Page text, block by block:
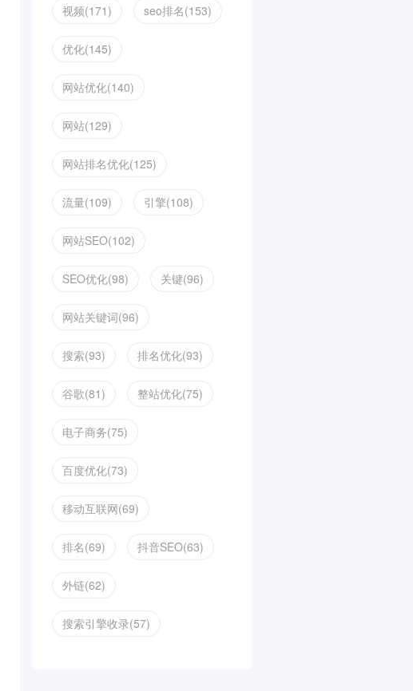
视频(171) seo排名(153)
优化(145)
网站优化(140)
网站(129)
网站排名优化(125)
流量(109) 引擎(108)
网站SEO(102)
SEO优化(98) 关键(96)
网站关键词(96)
搜索(93) 排名优化(93)
谷歌(81) 整站优化(75)
电子商务(75)
百度优化(73)
移动互联网(69)
排名(69) 抖音SEO(63)
外链(62)
搜索引擎收录(57)